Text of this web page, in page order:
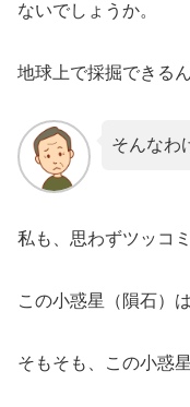
ないでしょうか。
地球上で採掘できる
そんなわ
私も、 思わずツッコ
この小惑星（隕石）
そもそも、この小惑